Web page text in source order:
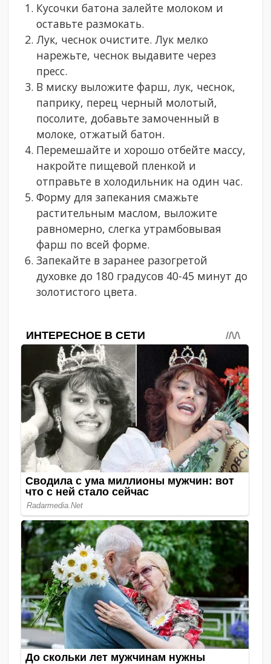
Кусочки батона залейте молоком и
оставьте размокать.
Лук, чеснок очистите. Лук мелко
нарежьте, чеснок выдавите через
пресс.
В миску выложите фарш, лук, чеснок,
паприку, перец черный молотый,
посолите, добавьте замоченный в
молоке, отжатый батон.
Перемешайте и хорошо отбейте массу,
накройте пищевой пленкой и
отправьте в холодильник на один час.
Форму для запекания смажьте
растительным маслом, выложите
равномерно, слегка утрамбовывая
фарш по всей форме.
Запекайте в заранее разогретой
духовке до 180 градусов 40-45 минут до
золотистого цвета.